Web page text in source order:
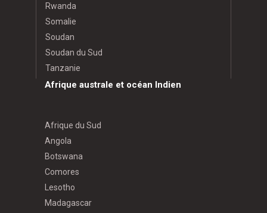
Rwanda
Somalie
Soudan
Soudan du Sud
Tanzanie
Afrique australe et océan Indien
Afrique du Sud
Angola
Botswana
Comores
Lesotho
Madagascar